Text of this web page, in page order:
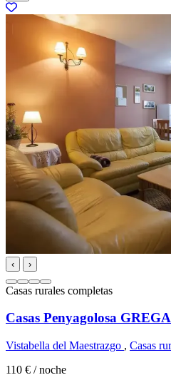
‹ ›
Casas rurales completas
Casas Penyagolosa
Vistabella del Maestrazgo , Casas
110 € / noche